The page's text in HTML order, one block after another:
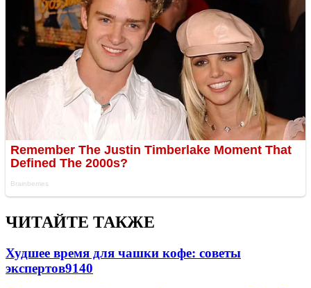
ЧИТАЙТЕ ТАКЖЕ
Худшее время для чашки кофе: советы
экспертов9140